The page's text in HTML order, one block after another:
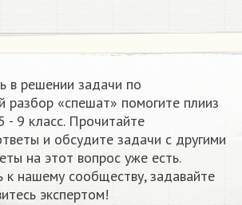
в решении задачи по
разбор «спешат» помогите плииз
- 9 класс. Прочитайте
и обсудите задачи с другими
на этот вопрос уже есть.
к нашему сообществу, задавайте
экспертом!